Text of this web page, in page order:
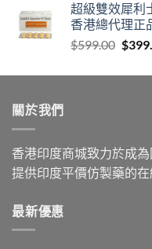
超級雙效犀利
香港總代理正
$599.00
was:
$
關於我們
香港印度商城致力於成
提供印度平價仿製藥的
最新優惠